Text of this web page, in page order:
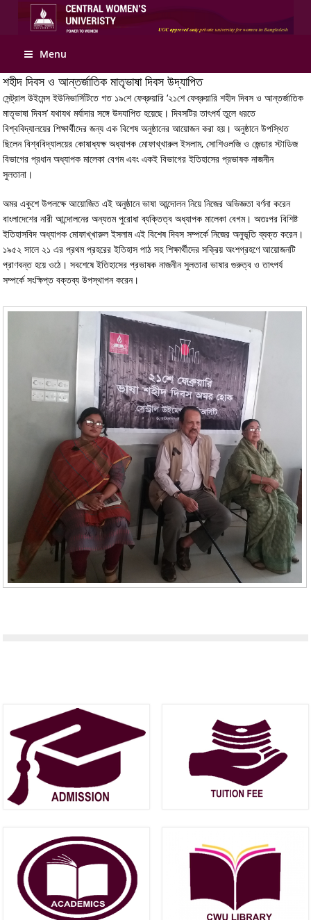
Apply Online
Menu
শহীদ দিবস ও আন্তর্জাতিক মাতৃভাষা দিবস উদ্‌যাপিত
সেন্ট্রাল উইমেন্স ইউনিভার্সিটিতে গত ১৯শে ফেব্রুয়ারি ‘২১শে ফেব্রুয়ারি শহীদ দিবস ও আন্তর্জাতিক
মাতৃভাষা দিবস’ যথাযথ মর্যাদার সঙ্গে উদযাপিত হয়েছে। দিবসটির তাৎপর্য তুলে ধরতে
বিশ্ববিদ্যালয়ের শিক্ষার্থীদের জন্য এক বিশেষ অনুষ্ঠানের আয়োজন করা হয়। অনুষ্ঠানে উপস্থিত
ছিলেন বিশ্ববিদ্যালয়ের কোষাধ্যক্ষ অধ্যাপক মোফাখ্খারুল ইসলাম, সোশিওলজি ও জেন্ডার স্টাডিজ
বিভাগের প্রধান অধ্যাপক মালেকা বেগম এবং একই বিভাগের ইতিহাসের প্রভাষক নাজনীন
সুলতানা।
অমর একুশে উপলক্ষে আয়োজিত এই অনুষ্ঠানে ভাষা আন্দোলন নিয়ে নিজের অভিজ্ঞতা বর্ণনা করেন
বাংলাদেশের নারী আন্দোলনের অন্যতম পুরোধা ব্যক্তিত্ব অধ্যাপক মালেকা বেগম। অতঃপর বিশিষ্ট
ইতিহাসবিদ অধ্যাপক মোফাখ্খারুল ইসলাম এই বিশেষ দিবস সম্পর্কে নিজের অনুভূতি ব্যক্ত করেন।
১৯৫২ সালে ২১ এর প্রথম প্রহরের ইতিহাস পাঠ সহ শিক্ষার্থীদের সক্রিয় অংশগ্রহণে আয়োজনটি
প্রাণবন্ত হয়ে ওঠে। সবশেষে ইতিহাসের প্রভাষক নাজনীন সুলতানা ভাষার গুরুত্ব ও তাৎপর্য
সম্পর্কে সংক্ষিপ্ত বক্তব্য উপস্থাপন করেন।